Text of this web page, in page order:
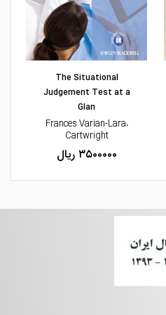
مشاهده و خرید
The Situational
Judgement Test at a
Glan
،Frances Varian-Lara
Cartwright
۳۵۰۰۰۰۰ ریال